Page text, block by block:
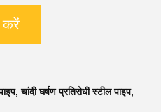
करें
,चांदी घर्षण प्रतिरोधी स्टील पाइप,